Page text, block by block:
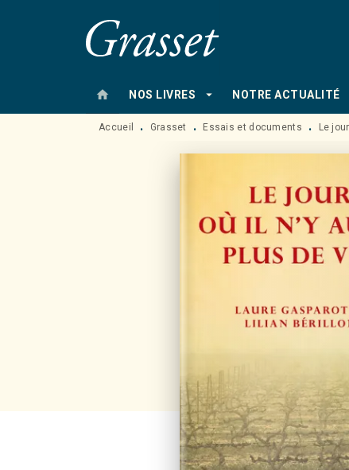
MENU RECHERCHE
home NOS LIVRES arrow_drop_down NOTRE ACTUALITÉ
Accueil • Grasset • Essais et documents • Le